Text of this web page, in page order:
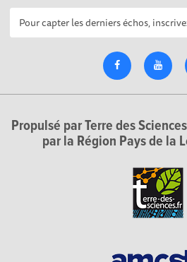
Propulsé par Terre des
par la Région Pays de la